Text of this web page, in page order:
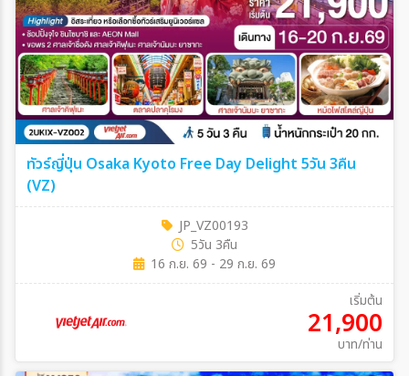
ทัวร์ญี่ปุ่น Osaka Kyoto Free Day Delight 5วัน 3คืน
(VZ)
JP_VZ00193
5วัน 3คืน
16 ก.ย. 69 - 29 ก.ย. 69
เริ่มต้น
21,900
บาท/ท่าน